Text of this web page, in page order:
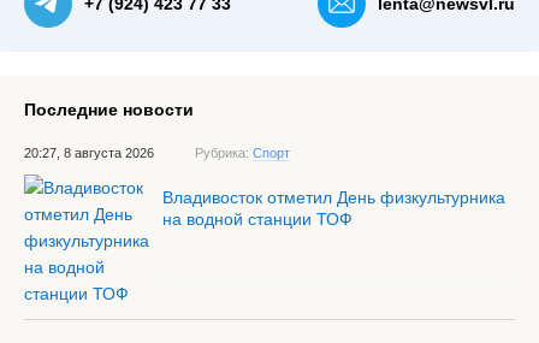
Последние новости
20:27, 8 августа 2026 Рубрика: Спорт
Владивосток отметил День физкультурника
на водной станции ТОФ